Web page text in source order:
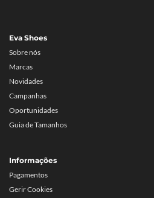
Eva Shoes
Sobre nós
Marcas
Novidades
Campanhas
Oportunidades
Guia de Tamanhos
Informações
Pagamentos
Gerir Cookies